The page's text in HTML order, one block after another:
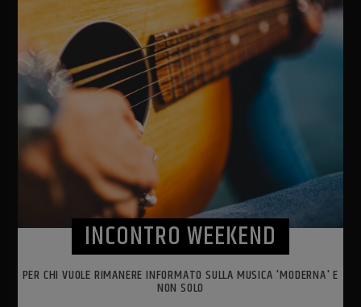
INCONTRO WEEKEND
PER CHI VUOLE RIMANERE INFORMATO SULLA MUSICA 'MODERNA' E
NON SOLO